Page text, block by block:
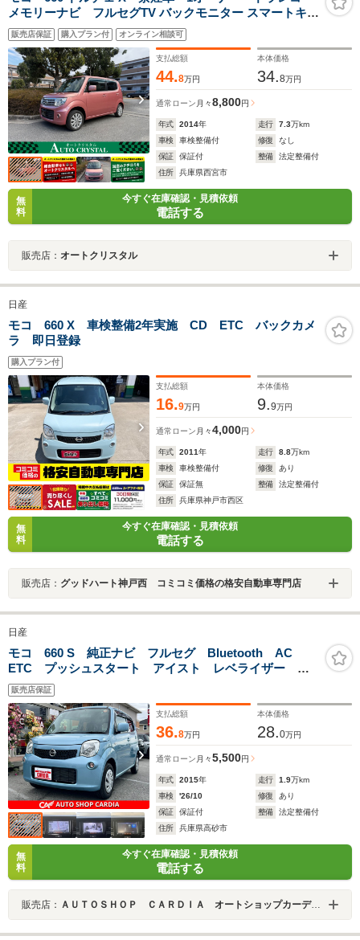
メモリーナビ フルセグTV バックモニター スマートキ
ー 電格ウインカードアミラー プッシュスタート ア
ルミホイール 専用シートカバー ISOFIX
販売店保証 購入プラン付 オンライン相談可
支払総額
44.8万円
本体価格
34.8万円
通常ローン 月々8,800円
年式 2014年 走行 7.3万km
車検
車検整備付 修復
なし
保証
保証付 整備
法定整備付
住所
兵庫県西宮市
無
料
今すぐ在庫確認・見積依頼
電話する
販売店： オートクリスタル
日産
モコ 660 X 車検整備2年実施 CD ETC バックカメ
ラ 即日登録
購入プラン付
支払総額
16.9万円
本体価格
9.9万円
通常ローン 月々4,000円
年式 2011年 走行 8.8万km
車検
車検整備付 修復
あり
保証
保証無 整備
法定整備付
住所
兵庫県神戸市西区
無
料
今すぐ在庫確認・見積依頼
電話する
販売店： グッドハート神戸西 コミコミ価格の格安自動車専門店
日産
モコ 660 S 純正ナビ フルセグ Bluetooth AC
ETC プッシュスタート アイスト レベライザー 電
格ミラー 禁煙車
販売店保証
支払総額
36.8万円
本体価格
28.0万円
通常ローン 月々5,500円
年式 2015年 走行 1.9万km
車検
'26/10 修復
あり
保証
保証付 整備
法定整備付
住所
兵庫県高砂市
無
料
今すぐ在庫確認・見積依頼
電話する
販売店： ＡＵＴＯＳＨＯＰ ＣＡＲＤＩＡ オートショップカーディア